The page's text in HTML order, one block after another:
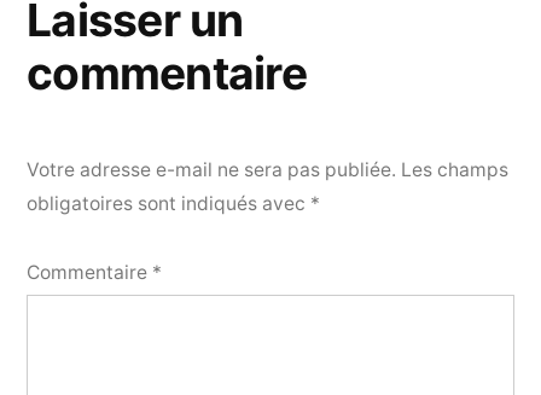
Laisser un
commentaire
Votre adresse e-mail ne sera pas publiée. Les champs
obligatoires sont indiqués avec *
Commentaire *